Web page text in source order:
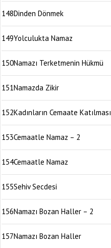
148Dinden Dönmek
149Yolculukta Namaz
150Namazı Terketmenin Hükmü
151Namazda Zikir
152Kadınların Cemaate Katılması
153Cemaatle Namaz – 2
154Cemaatle Namaz
155Sehiv Secdesi
156Namazı Bozan Haller – 2
157Namazı Bozan Haller